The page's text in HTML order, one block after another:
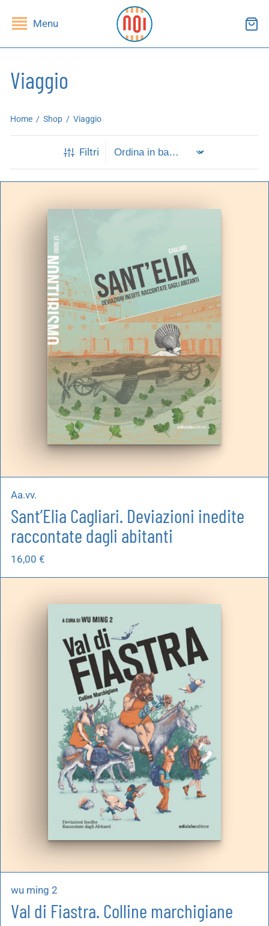
Menu
Viaggio
Home / Shop / Viaggio
Filtri
Aa.vv.
Sant’Elia Cagliari. Deviazioni inedite
raccontate dagli abitanti
16,00 €
wu ming 2
Val di Fiastra. Colline marchigiane
regalo